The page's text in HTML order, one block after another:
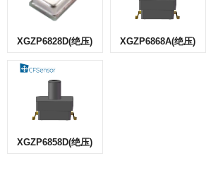
XGZP6828D(绝压) XGZP6868A(绝压)
XGZP6858D(绝压)